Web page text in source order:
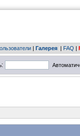
| Галерея | FAQ |